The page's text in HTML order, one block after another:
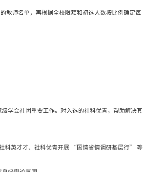
论文或出版学术专著，在省内外有
发表本学科领域高水平论文；
成果二等奖）；
中的重大理论问题、重大现实问